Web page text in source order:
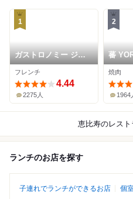
1
ガストロノミー ジョ
エル・ロブション
フレンチ
4.44
2275人
2
蕃
焼肉
1964
恵比寿のレスト
ランチのお店を探す
子連れでランチができるお店
個